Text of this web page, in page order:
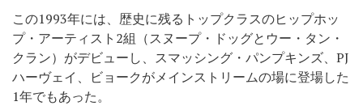
この1993年には、歴史に残るトップクラスのヒップホッ
プ・アーティスト2組（スヌープ・ドッグとウー・タン・
クラン）がデビューし、スマッシング・パンプキンズ、PJ
ハーヴェイ、ビョークがメインストリームの場に登場した
1年でもあった。